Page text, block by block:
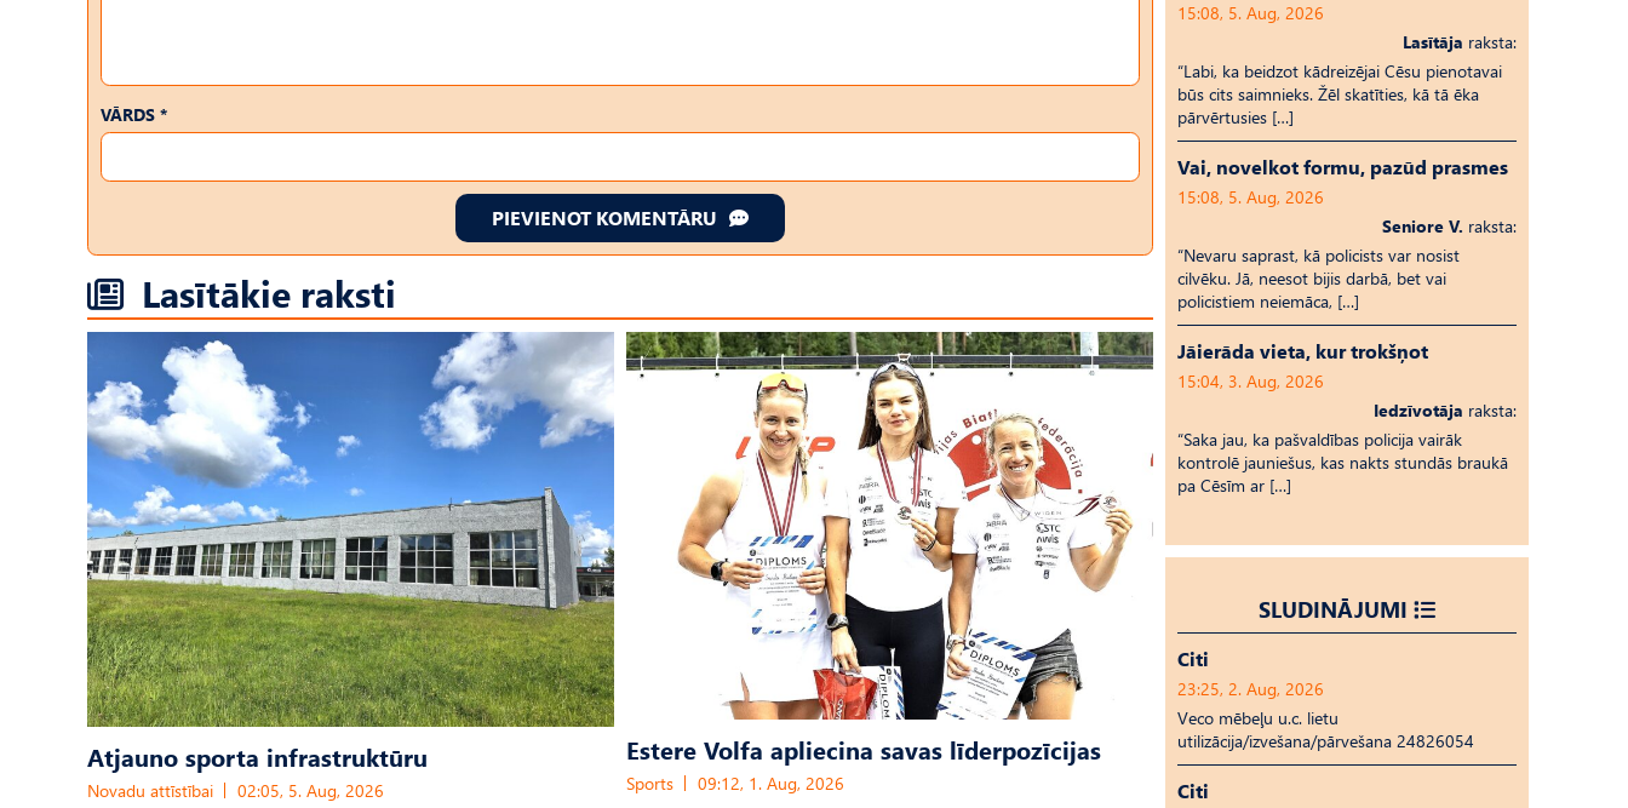
VĀRDS *
PIEVIENOT KOMENTĀRU
Lasītākie raksti
Atjauno sporta infrastruktūru
Novadu attīstībai 02:05, 5. Aug, 2026
Estere Volfa apliecina savas līderpozīcijas
Sports 09:12, 1. Aug, 2026
15:08, 5. Aug, 2026
Lasītāja raksta:
“Labi, ka beidzot kādreizējai Cēsu pienotavai
būs cits saimnieks. Žēl skatīties, kā tā ēka
pārvērtusies […]
Vai, novelkot formu, pazūd prasmes
15:08, 5. Aug, 2026
Seniore V. raksta:
“Nevaru saprast, kā policists var nosist
cilvēku. Jā, neesot bijis darbā, bet vai
policistiem neiemāca, […]
Jāierāda vieta, kur trokšņot
15:04, 3. Aug, 2026
Iedzīvotāja raksta:
“Saka jau, ka pašvaldības policija vairāk
kontrolē jauniešus, kas nakts stundās braukā
pa Cēsīm ar […]
SLUDINĀJUMI
Citi
23:25, 2. Aug, 2026
Veco mēbeļu u.c. lietu
utilizācija/izvešana/pārvešana 24826054
Citi